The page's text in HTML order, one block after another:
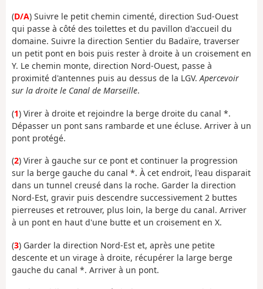
(D/A) Suivre le petit chemin cimenté, direction Sud-Ouest
qui passe à côté des toilettes et du pavillon d'accueil du
domaine. Suivre la direction Sentier du Badaïre, traverser
un petit pont en bois puis rester à droite à un croisement en
Y. Le chemin monte, direction Nord-Ouest, passe à
proximité d'antennes puis au dessus de la LGV.Apercevoir
sur la droite le Canal de Marseille.
(1) Virer à droite et rejoindre la berge droite du canal *.
Dépasser un pont sans rambarde et une écluse. Arriver à un
pont protégé.
(2) Virer à gauche sur ce pont et continuer la progression
sur la berge gauche du canal *. À cet endroit, l'eau disparait
dans un tunnel creusé dans la roche. Garder la direction
Nord-Est, gravir puis descendre successivement 2 buttes
pierreuses et retrouver, plus loin, la berge du canal. Arriver
à un pont en haut d'une butte et un croisement en X.
(3) Garder la direction Nord-Est et, après une petite
descente et un virage à droite, récupérer la large berge
gauche du canal *. Arriver à un pont.